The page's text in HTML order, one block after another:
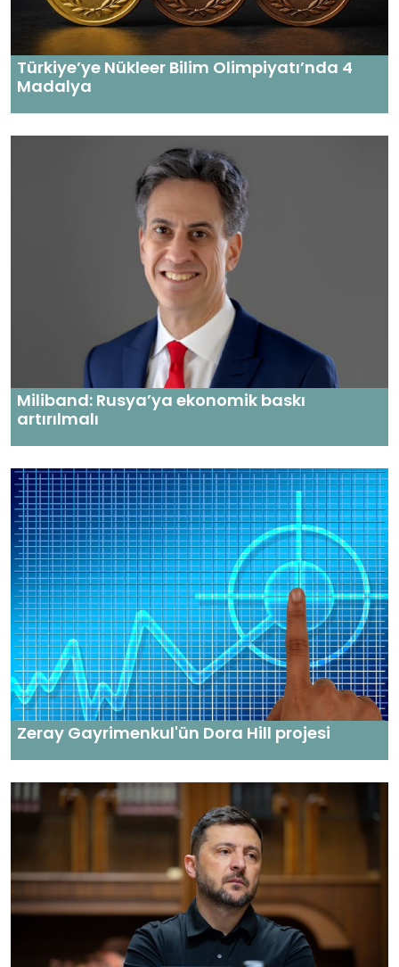
Türkiye’ye Nükleer Bilim Olimpiyatı’nda 4
Madalya
Miliband: Rusya’ya ekonomik baskı
artırılmalı
Zeray Gayrimenkul'ün Dora Hill projesi